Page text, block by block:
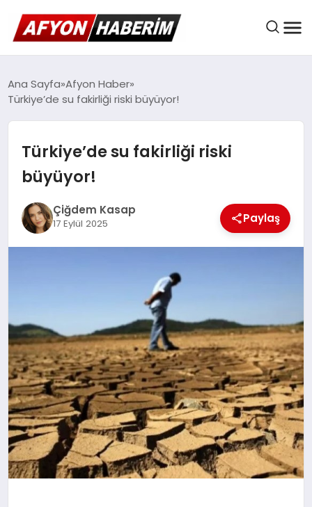
AFYON HABER
BELEDIYELER
EKONOMI
SPOR
MAGAZIN
SAĞLIK
Ana Sayfa Afyon Haber
Türkiye’de su fakirliği riski büyüyor!
Türkiye’de su fakirliği riski
büyüyor!
Çiğdem Kasap
17 Eylül 2025 Paylaş